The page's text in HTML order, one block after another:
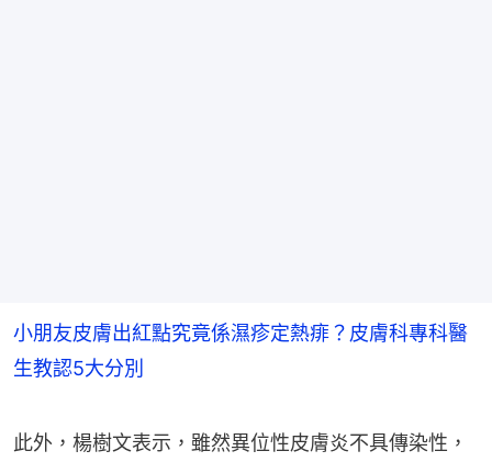
小朋友皮膚出紅點究竟係濕疹定熱痱？皮膚科專科醫
生教認5大分別
此外，楊樹文表示，雖然異位性皮膚炎不具傳染性，